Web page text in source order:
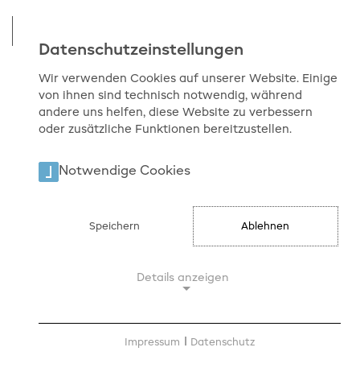
Start Medienkompetenz
Netzwerke
Meko-Netzwerk
Gemeinsam für ein Ziel: Das
Medienkompetenz ist eine Schlüsselqualifikation
wie Film oder Radio, ist eine wichtige Fertigkeit, die
eines reflexiven und sicheren Umgangs mit Medien,
wie Sozialen Netzwerken, Videoplattformen, Online-
Datenschutzeinstellungen
Wir verwenden Cookies auf unserer Website. Einige
von ihnen sind technisch notwendig, während
andere uns helfen, diese Website zu verbessern
oder zusätzliche Funktionen bereitzustellen.
Notwendige Cookies
Ablehnen
Speichern
Details anzeigen
Notwendige Cookies ermöglichen
Impressum Datenschutz